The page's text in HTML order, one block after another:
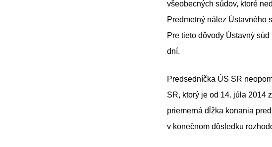
všeobecných súdov, ktoré
Predmetný nález Ústavného
Pre tieto dôvody Ústavný
dní.
Predsedníčka ÚS SR
SR, ktorý je od 14. júla 2014
priemerná dĺžka konania
v konečnom dôsledku